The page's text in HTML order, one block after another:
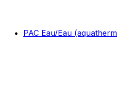
PAC Eau/Eau